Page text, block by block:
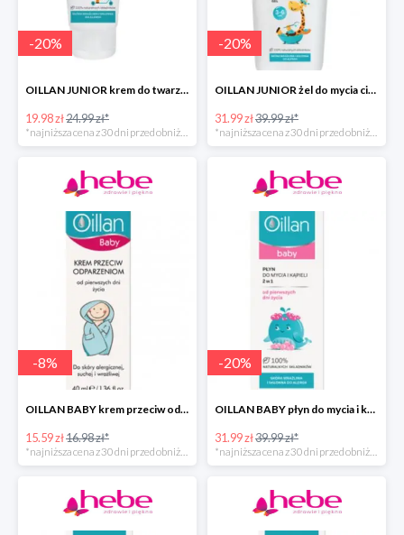
-20%
OILLAN JUNIOR krem do twarzy i ciała, 75 ml
19.98 zł24.99 zł*
-20%
OILLAN JUNIOR żel do mycia ciała i włosów, 400 ml
31.99 zł39.99 zł*
-8%
OILLAN BABY krem przeciw odparzeniom, 40 ml
15.59 zł16.98 zł*
*najniższa cena z 30 dni przed obniżką
-20%
OILLAN BABY płyn do mycia i kąpieli dla dzieci od pierwszych dni życia, 400 ml
31.99 zł39.99 zł*
*najniższa cena z 30 dni przed obniżką